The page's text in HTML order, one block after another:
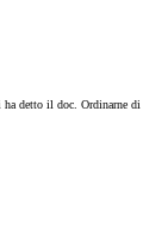
ha detto il doc. Ordinarne